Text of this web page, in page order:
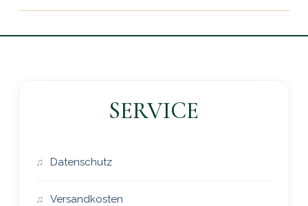
SERVICE
Datenschutz
Versandkosten